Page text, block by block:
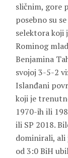
sličnim, gore
posebno su
selektora koji
Rominog
Benjamina
svojoj 3-5-2
Islanđani
koji je
1970-ih ili
ili SP 2018.
dominirali, ali
od 3:0 BiH